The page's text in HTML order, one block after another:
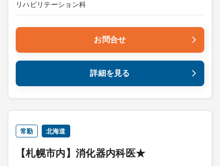
リハビリテーション科
お問合せ
詳細を見る
常勤 北海道
【札幌市内】消化器内科医★